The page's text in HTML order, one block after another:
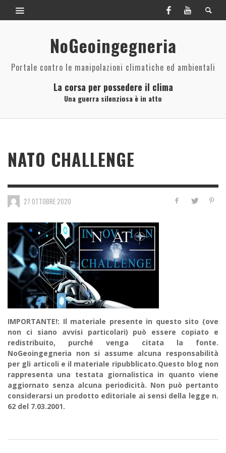
NoGeoingegneria
Portale contro le manipolazioni climatiche ed ambientali
La corsa per possedere il clima
Una guerra silenziosa è in atto
NATO CHALLENGE
27 OTTOBRE 2020
IMPORTANTE!: Il materiale presente in questo sito (ove
non ci siano avvisi particolari) può essere copiato e
redistribuito, purché venga citata la fonte.
NoGeoingegneria non si assume alcuna responsabilità
per gli articoli e il materiale ripubblicato.Questo blog non
rappresenta una testata giornalistica in quanto viene
aggiornato senza alcuna periodicità. Non può pertanto
considerarsi un prodotto editoriale ai sensi della legge n.
62 del 7.03.2001.